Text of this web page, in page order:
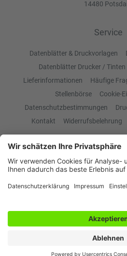
14480
Service
Datenblätter & Druckvorlagen
Datenblätter Drucker / Tinten
Lieferinformationen
Häufige
Stellenbörse
Cookie-
Datenschutzbestimmungen
Kontakt
Widerrufsbelehrung